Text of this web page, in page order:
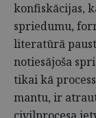
konfiskācijas,
spriedumu,
literatūrā
notiesājoša
tikai kā
mantu, ir